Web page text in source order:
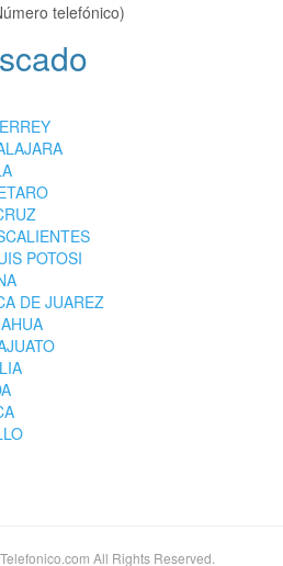
telefónico)
POTOSI
DE JUAREZ
All Rights Reserved.